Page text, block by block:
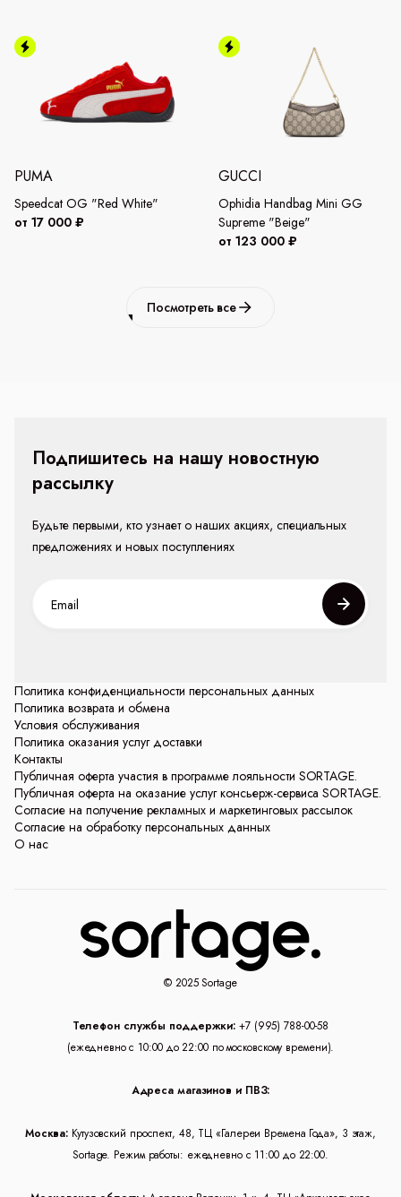
PUMA
Speedcat OG "Red White"
от 17 000 ₽
GUCCI
Ophidia Handbag Mini GG
Supreme "Beige"
от 123 000 ₽
Посмотреть все
Политика конфиденциальности персональных данных
Политика возврата и обмена
Условия обслуживания
Политика оказания услуг доставки
Контакты
Публичная оферта участия в программе лояльности SORTAGE.
Публичная оферта на оказание услуг консьерж-сервиса SORTAGE.
Согласие на получение рекламных и маркетинговых рассылок
Согласие на обработку персональных данных
О нас
Подпишитесь на нашу новостную
рассылку
Будьте первыми, кто узнает о наших акциях, специальных
предложениях и новых поступлениях
© 2025 Sortage
Телефон службы поддержки: +7 (995) 788-00-58
(ежедневно с 10:00 до 22:00 по московскому времени).
Адреса магазинов и ПВЗ:
Москва: Кутузовский проспект, 48, ТЦ «Галереи Времена Года», 3 этаж,
Sortage. Режим работы: ежедневно с 11:00 до 22:00.